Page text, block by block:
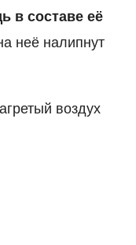
в составе её
неё налипнут
воздух